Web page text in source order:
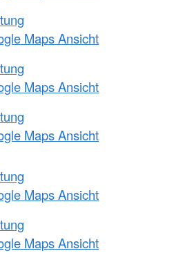
Maps Ansicht
Maps Ansicht
Maps Ansicht
Maps Ansicht
Maps Ansicht